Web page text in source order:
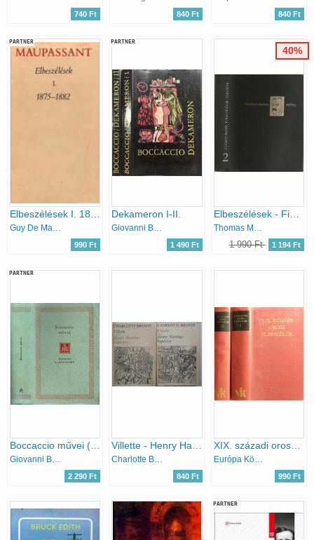
740 Ft 840 Ft 840 Ft
PARTNER
Elbeszélések I. 1875-1882
Guy De Maupassant
990 Ft
PARTNER
Dekameron I-II.
Giovanni Boccaccio
1 490 Ft
Elbeszélések - Fiorenza (Thomas Mann művei 2. )- számozott
Thomas Mann
1 990 Ft 1 194 Ft
40%
PARTNER
Giovanni Boccaccio
2 290 Ft
Charlotte Brontë
840 Ft
XIX. századi orosz elbeszélők I-II.
Európa Könyvkiadó
990 Ft
PARTNER